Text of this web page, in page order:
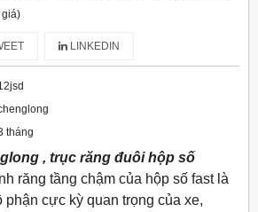
LINKEDIN
tháng
, trục răng đuôi hộp số
răng tầng chậm của hộp số fast là
phận cực kỳ quan trọng của xe,